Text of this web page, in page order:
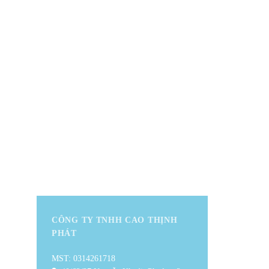
CÔNG TY TNHH CAO THỊNH
PHÁT
MST: 0314261718